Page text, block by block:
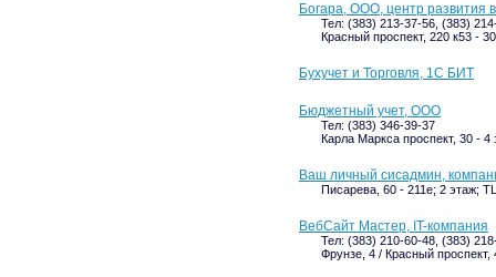
Богара, ООО, центр развития
Тел: (383) 213-37-56, (383)
Красный проспект, 220 к53 -
Бухучет и Торговля, 1С БИТ
Бюджетный учет, ООО
Тел: (383) 346-39-37
Карла Маркса проспект, 30 - 4
Ваш личный сисадмин,
Писарева, 60 - 211е; 2 этаж;
ВебСайт Мастер, IT-компания
Тел: (383) 210-60-48, (383)
Фрунзе, 4 / Красный проспект,